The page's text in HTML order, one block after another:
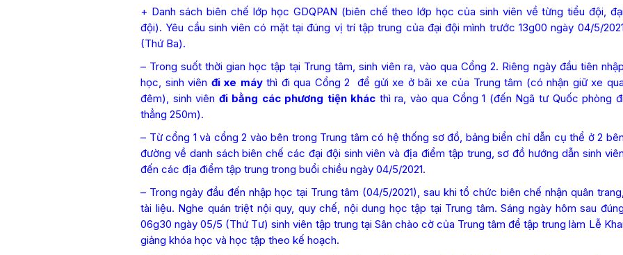
+ Danh sách biên chế lớp học GDQPAN (biên chế theo lớp học của sinh viên về từng tiểu đội, đại
đội). Yêu cầu sinh viên có mặt tại đúng vị trí tập trung của đại đội mình trước 13g00 ngày 04/5/2021
(Thứ Ba).
– Trong suốt thời gian học tập tại Trung tâm, sinh viên ra, vào qua Cổng 2. Riêng ngày đầu tiên nhập
học, sinh viên đi xe máythì đi qua Cổng 2 để gửi xe ở bãi xe của Trung tâm (có nhận giữ xe qua
đêm), sinh viên đi bằng các phương tiện khác thì ra, vào qua Cổng 1 (đến Ngã tư Quốc phòng đi
thẳng 250m).
– Từ cổng 1 và cổng 2 vào bên trong Trung tâm có hệ thống sơ đồ, bảng biển chỉ dẫn cụ thể ở 2 bên
đường về danh sách biên chế các đại đội sinh viên và địa điểm tập trung, sơ đồ hướng dẫn sinh viên
đến các địa điểm tập trung trong buổi chiều ngày 04/5/2021.
– Trong ngày đầu đến nhập học tại Trung tâm (04/5/2021), sau khi tổ chức biên chế nhận quân trang,
tài liệu. Nghe quán triệt nội quy, quy chế, nội dung học tập tại Trung tâm. Sáng ngày hôm sau đúng
06g30 ngày 05/5 (Thứ Tư) sinh viên tập trung tại Sân chào cờ của Trung tâm để tập trung làm Lễ Khai
giảng khóa học và học tập theo kế hoạch.